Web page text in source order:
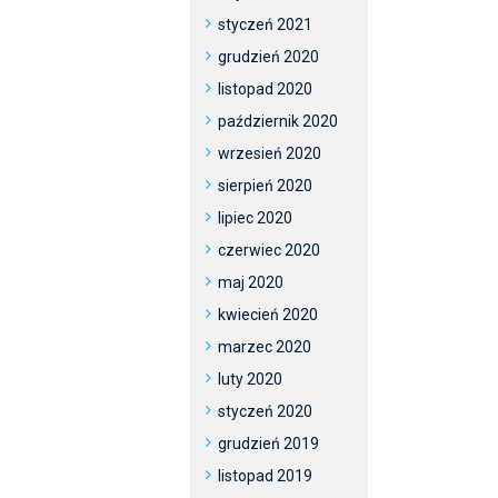
styczeń 2021
grudzień 2020
listopad 2020
październik 2020
wrzesień 2020
sierpień 2020
lipiec 2020
czerwiec 2020
maj 2020
kwiecień 2020
marzec 2020
luty 2020
styczeń 2020
grudzień 2019
listopad 2019